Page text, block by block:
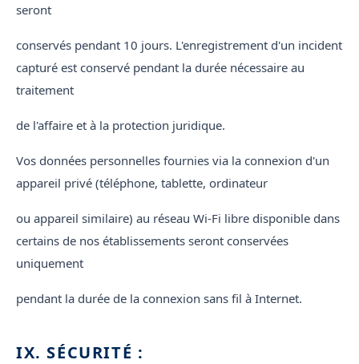
seront
conservés pendant 10 jours. L'enregistrement d'un incident
capturé est conservé pendant la durée nécessaire au
traitement
de l'affaire et à la protection juridique.
Vos données personnelles fournies via la connexion d'un
appareil privé (téléphone, tablette, ordinateur
ou appareil similaire) au réseau Wi-Fi libre disponible dans
certains de nos établissements seront conservées
uniquement
pendant la durée de la connexion sans fil à Internet.
IX. SÉCURITÉ :